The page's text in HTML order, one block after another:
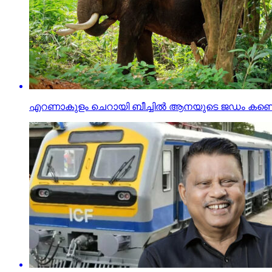
എറണാകുളം ചെറായി ബീച്ചില്‍ ആനയുടെ ജഡം